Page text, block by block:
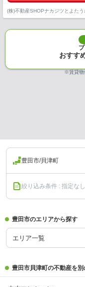
(株)不動産SHOPナカジツとよた
おすす
※賃貸物
豊田市/貝津町
絞り込み条件 : 指定なし
豊田市のエリアから探す
エリア一覧
豊田市貝津町の不動産を